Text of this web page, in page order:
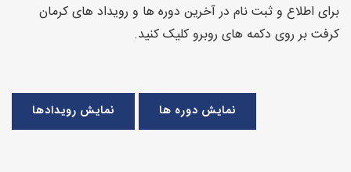
برای اطلاع و ثبت نام در آخرین دوره ها و رویداد های کرمان
کرفت بر روی دکمه های روبرو کلیک کنید.
نمایش دوره ها نمایش رویدادها